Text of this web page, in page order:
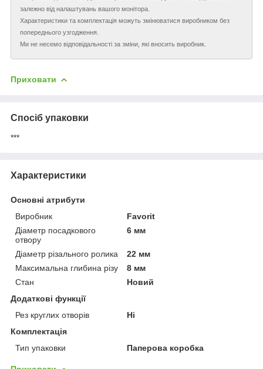
залежно від налаштувань вашого монітора.
Характеристики та комплектація можуть змінюватися виробником без
попереднього узгодження.
Ми не несемо відповідальності за зміни, які вносить виробник.
Приховати
Спосіб упаковки
***
Характеристики
Основні атрибути
Виробник
Favorit
Діаметр посадкового
отвору
6 мм
Діаметр різального ролика
22 мм
Максимальна глибина різу
8 мм
Стан
Новий
Додаткові функції
Рез круглих отворів
Ні
Комплектація
Тип упаковки
Паперова коробка